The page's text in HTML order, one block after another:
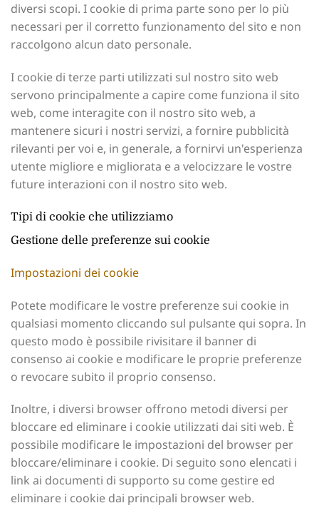
diversi scopi. I cookie di prima parte sono per lo più
necessari per il corretto funzionamento del sito e non
raccolgono alcun dato personale.
I cookie di terze parti utilizzati sul nostro sito web
servono principalmente a capire come funziona il sito
web, come interagite con il nostro sito web, a
mantenere sicuri i nostri servizi, a fornire pubblicità
rilevanti per voi e, in generale, a fornirvi un'esperienza
utente migliore e migliorata e a velocizzare le vostre
future interazioni con il nostro sito web.
Tipi di cookie che utilizziamo
Gestione delle preferenze sui cookie
Impostazioni dei cookie
Potete modificare le vostre preferenze sui cookie in
qualsiasi momento cliccando sul pulsante qui sopra. In
questo modo è possibile rivisitare il banner di
consenso ai cookie e modificare le proprie preferenze
o revocare subito il proprio consenso.
Inoltre, i diversi browser offrono metodi diversi per
bloccare ed eliminare i cookie utilizzati dai siti web. È
possibile modificare le impostazioni del browser per
bloccare/eliminare i cookie. Di seguito sono elencati i
link ai documenti di supporto su come gestire ed
eliminare i cookie dai principali browser web.